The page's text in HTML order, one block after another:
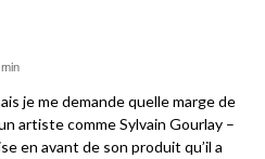
je me demande quelle marge de
artiste comme Sylvain Gourlay –
en avant de son produit qu’il a